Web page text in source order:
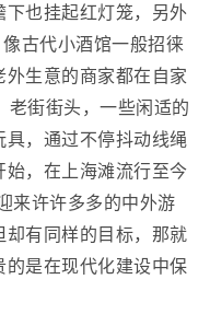
也挂起红灯笼，另外
古代小酒馆一般招徕
生意的商家都在自家
老街街头，一些闲适的
，通过不停抖动线绳
，在上海滩流行至今
来许许多多的中外游
有同样的目标，那就
是在现代化建设中保